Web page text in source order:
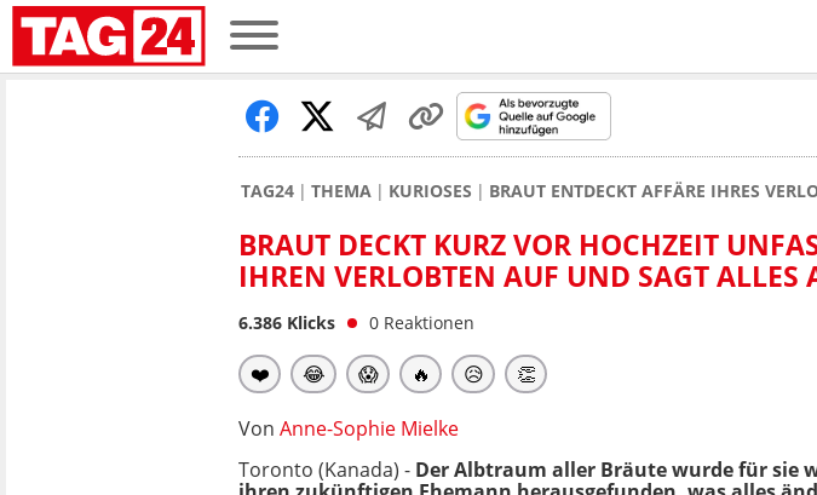
TAG24 THEMA KURIOSES BRAUT ENTDECKT AFFÄRE IHRES
BRAUT DECKT KURZ VOR HOCHZEIT
IHREN VERLOBTEN AUF UND SAGT ALLES
6.386 Klicks 0 Reaktionen
❤️ 😂 😱 🔥 😥 👏
Von Anne-Sophie Mielke
Toronto (Kanada) - Der Albtraum aller Bräute wurde für sie